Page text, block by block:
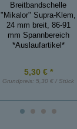
Breitbandschelle
"Mikalor" Supra-Klem,
24 mm breit, 86-91
mm Spannbereich
*Auslaufartikel*
5,30 € *
Grundpreis: 5,30 € / Stück